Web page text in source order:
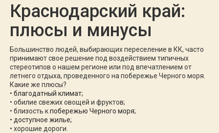
Краснодарский край:
плюсы и минусы
Большинство людей, выбирающих переселение в КК, часто
принимают свое решение под воздействием типичных
стереотипов о нашем регионе или под впечатлением от
летнего отдыха, проведенного на побережье Черного моря.
Какие же плюсы?
• благодатный климат;
• обилие свежих овощей и фруктов;
• близость кпобережью Черного моря;
• доступное жилье;
• хорошие дороги.